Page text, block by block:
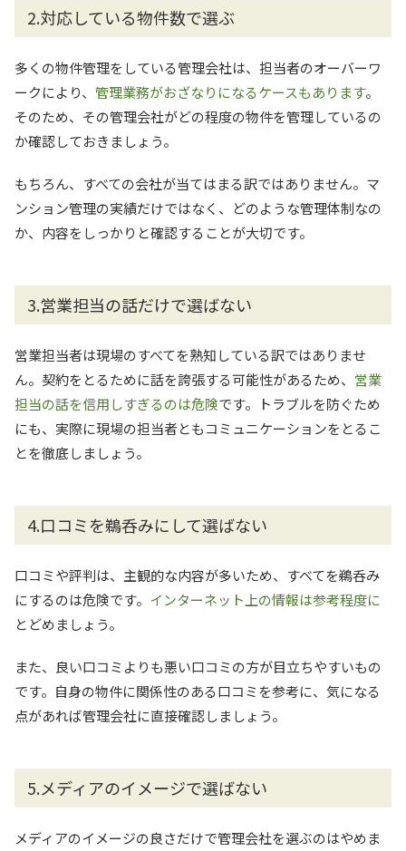
2.対応している物件数で選ぶ
多くの物件管理をしている管理会社は、担当者のオーバーワ
ークにより、 管理業務がおざなりになるケースもあります。
そのため、その管理会社がどの程度の物件を管理しているの
か確認しておきましょう。
もちろん、すべての会社が当てはまる訳ではありません。マ
ンション管理の実績だけではなく、どのような管理体制なの
か、内容をしっかりと確認することが大切です。
3.営業担当の話だけで選ばない
営業担当者は現場のすべてを熟知している訳ではありませ
ん。契約をとるために話を誇張する可能性があるため、 営業
担当の話を信用しすぎるのは危険です。トラブルを防ぐため
にも、実際に現場の担当者ともコミュニケーションをとるこ
とを徹底しましょう。
4.口コミを鵜呑みにして選ばない
口コミや評判は、主観的な内容が多いため、すべてを鵜呑み
にするのは危険です。 インターネット上の情報は参考程度に
とどめましょう。
また、良い口コミよりも悪い口コミの方が目立ちやすいもの
です。自身の物件に関係性のある口コミを参考に、気になる
点があれば管理会社に直接確認しましょう。
5.メディアのイメージで選ばない
メディアのイメージの良さだけで管理会社を選ぶのはやめま